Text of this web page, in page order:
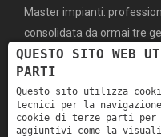
Master impianti:
consolidata da ormai tre
MENÙ
home
QUESTO SITO WEB
PARTI
Questo sito utilizza
tecnici per la
cookie di terze parti
aggiuntivi come la